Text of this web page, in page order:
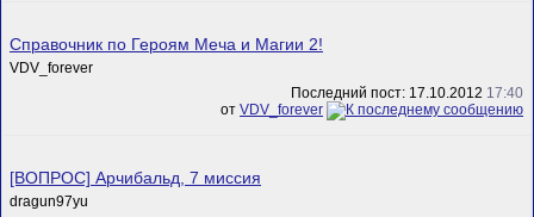
Справочник по Героям Меча и Магии 2!
VDV_forever
Последний пост: 17.10.2012 17:40
от VDV_forever
[ВОПРОС] Арчибальд, 7 миссия
dragun97yu